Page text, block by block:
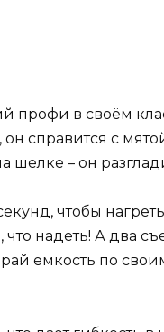
профи в своём
справится с
– он
чтобы
надеть! А два
емкость по